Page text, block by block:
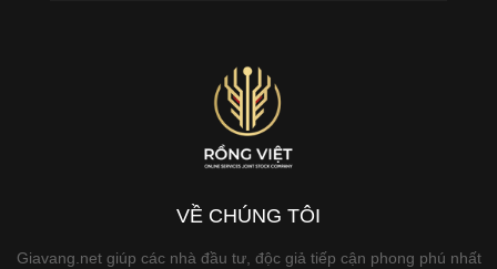
VỀ CHÚNG TÔI
Giavang.net giúp các nhà đầu tư, độc giả tiếp cận phong phú nhất